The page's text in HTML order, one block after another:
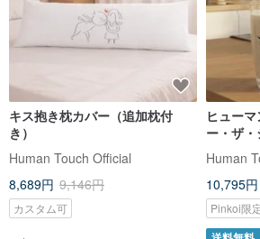
キス抱き枕カバー（追加枕付
き）
Human Touch Official
8,689円 9,146円
カスタム可
ヒュー
ー・ザ
Human
10,795円
Pinkoi限